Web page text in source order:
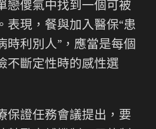
戀傻氣中找到一個可被
表現，餐與加入醫保“患
時利別人”，應當是每個
不斷定性時的感性選
保證任務會議提出，要